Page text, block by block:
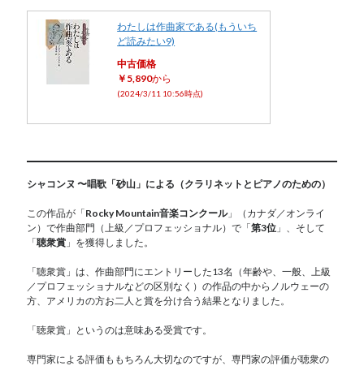
わたしは作曲家である(もういち
ど読みたい9)
中古価格
￥5,890から
(2024/3/11 10:56時点)
シャコンヌ 〜唱歌「砂山」による（クラリネットとピアノのための）
この作品が「Rocky Mountain音楽コンクール」（カナダ／オンライ
ン）で作曲部門（上級／プロフェッショナル）で「第3位 」、そして
「聴衆賞 」を獲得しました。
「聴衆賞」は、作曲部門にエントリーした13名（年齢や、一般、上級
／プロフェッショナルなどの区別なく）の作品の中からノルウェーの
方、アメリカの方お二人と賞を分け合う結果となりました。
「聴衆賞」というのは意味ある受賞です。
専門家による評価ももちろん大切なのですが、専門家の評価が聴衆の